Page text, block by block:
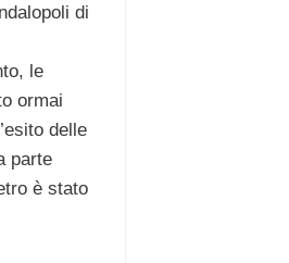
di
le
ormai
delle
parte
è stato